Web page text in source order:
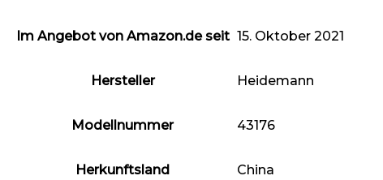
Im Angebot von Amazon.de seit 15. Oktober 2021
Hersteller Heidemann
Modellnummer 43176
Herkunftsland China